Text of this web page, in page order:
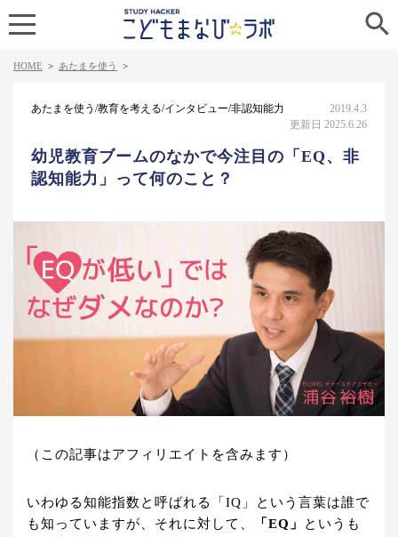

HOME > あたまを使う >
あたまを使う/教育を考える/インタビュー/非認知能力
2019.4.3
更新日 2025.6.26
幼児教育ブームのなかで今注目の「EQ、非
認知能力」って何のこと？
（この記事はアフィリエイトを含みます）
いわゆる知能指数と呼ばれる「IQ」という言葉は誰で
も知っていますが、それに対して、
「EQ」
というも